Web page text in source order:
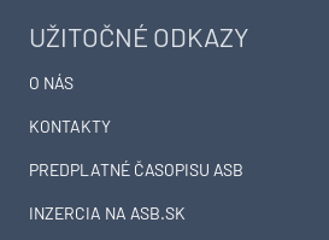
UŽITOČNÉ ODKAZY
O NÁS
KONTAKTY
PREDPLATNÉ ČASOPISU ASB
INZERCIA NA ASB.SK